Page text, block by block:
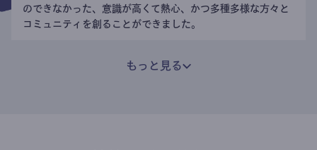
のできなかった、意識が高くて熱心、かつ多種多様な方々と
コミュニティを創ることができました。
もっと見る